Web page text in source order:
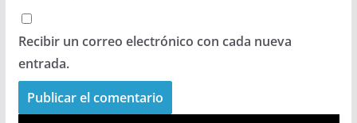
Recibir un correo electrónico con cada nueva
entrada.